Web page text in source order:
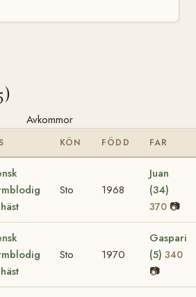
Avkommor
KÖN FÖDD FAR
Sto 1968
Juan
(34)
370 📷
Sto 1970
Gaspari
(5) 340
📷